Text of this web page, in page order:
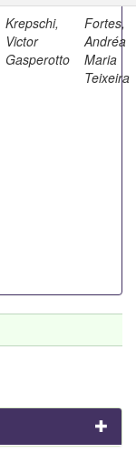
Krepschi,
Victor
Gasperotto
Fortes,
Andréa
Maria
Teixeira